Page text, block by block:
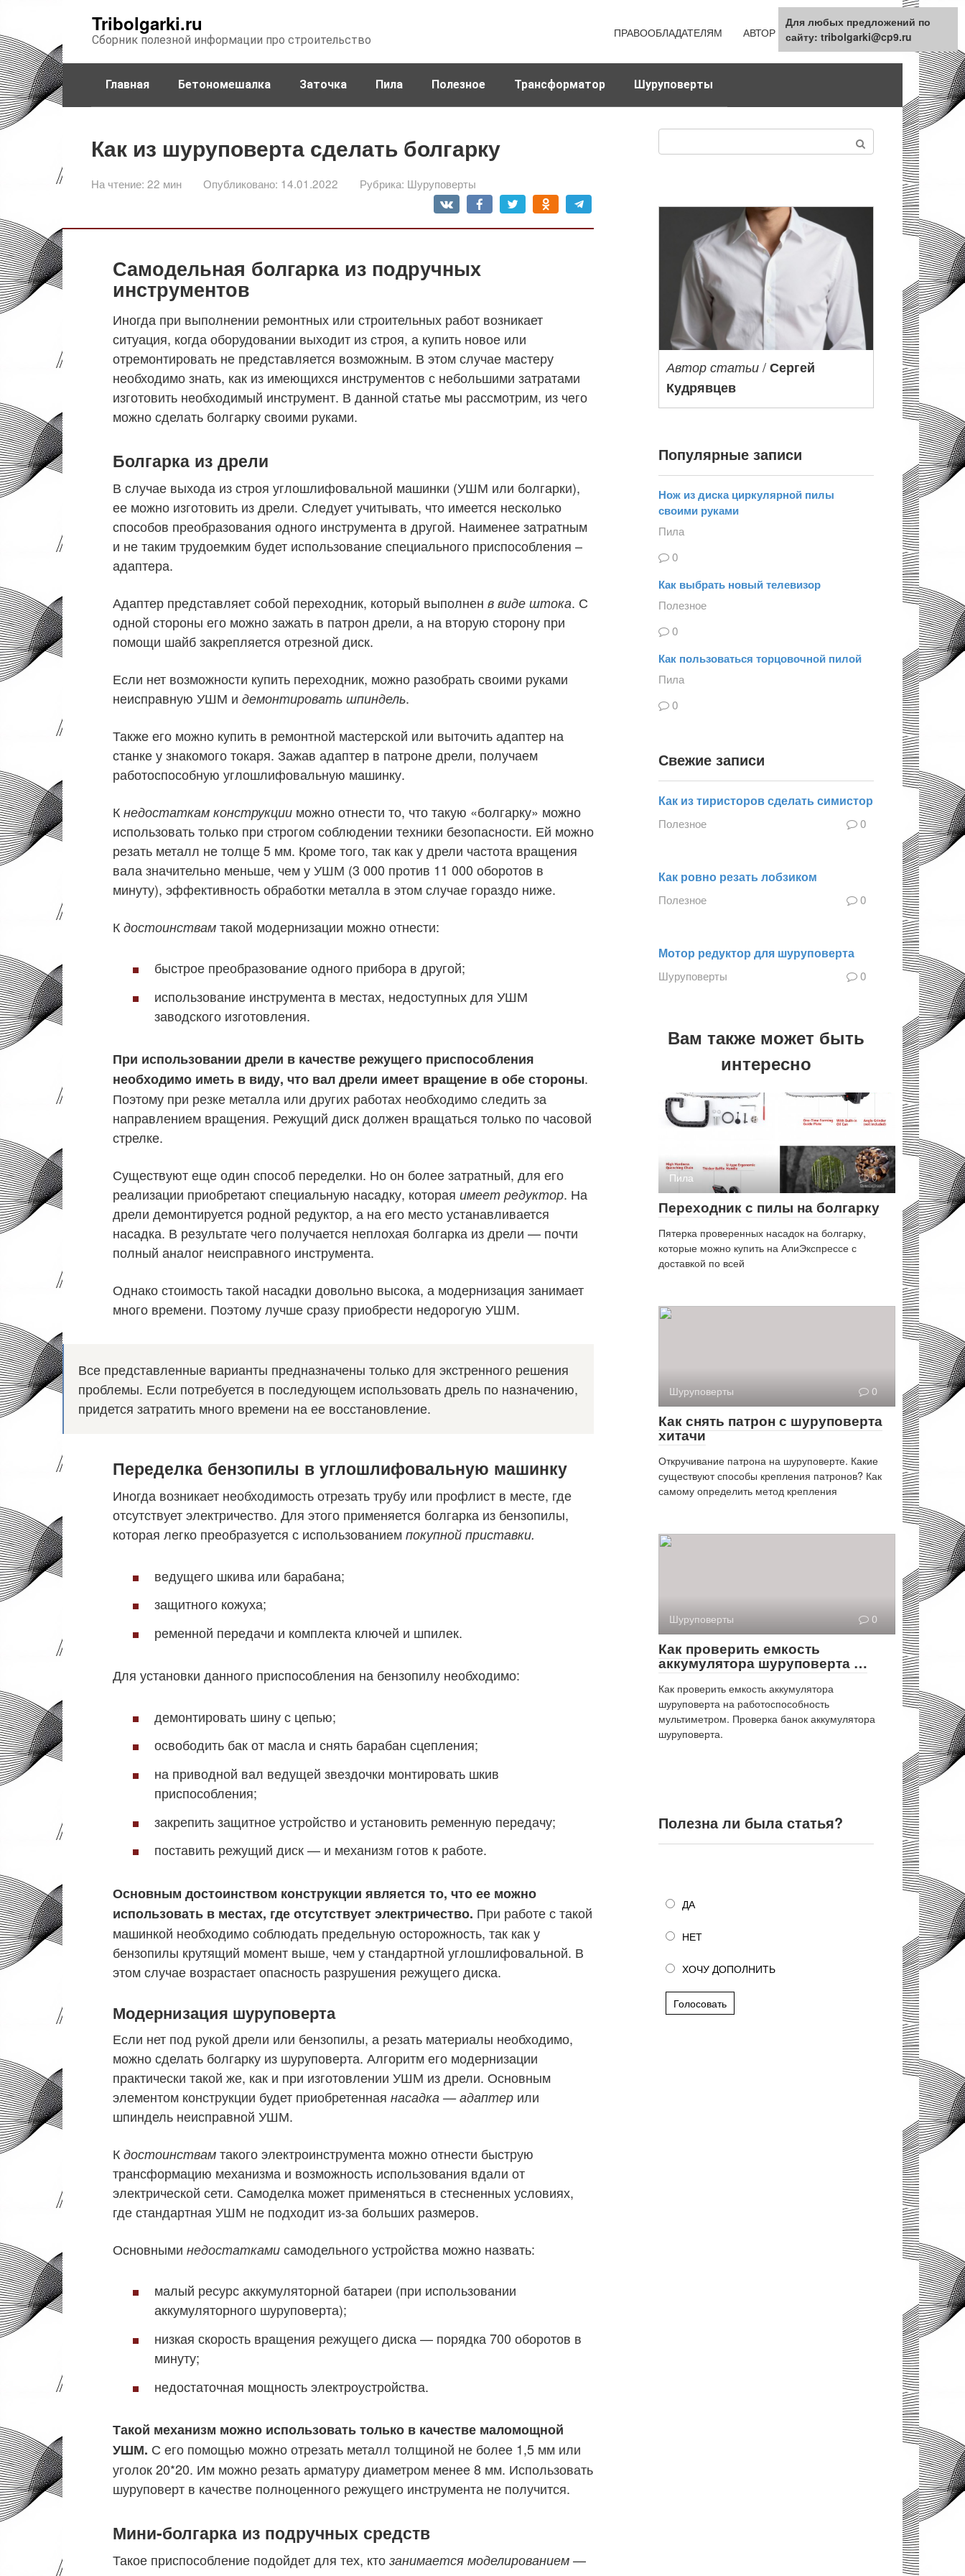
контенту
Tribolgarki.ru
Сборник полезной информации про строительство
ПРАВООБЛАДАТЕЛЯМ АВТОР КАРТА САЙТА
Главная Бетономешалка Заточка Пила Полезное Трансформатор Шуруповерты
Как из шуруповерта сделать болгарку
На чтение: 22 мин Опубликовано: 14.01.2022 Рубрика: Шуруповерты
Самодельная болгарка из подручных
инструментов
Иногда при выполнении ремонтных или строительных работ возникает
ситуация, когда оборудовании выходит из строя, а купить новое или
отремонтировать не представляется возможным. В этом случае мастеру
необходимо знать, как из имеющихся инструментов с небольшими затратами
изготовить необходимый инструмент. В данной статье мы рассмотрим, из чего
можно сделать болгарку своими руками.
Болгарка из дрели
В случае выхода из строя углошлифовальной машинки (УШМ или болгарки),
ее можно изготовить из дрели. Следует учитывать, что имеется несколько
способов преобразования одного инструмента в другой. Наименее затратным
и не таким трудоемким будет использование специального приспособления –
адаптера.
Адаптер представляет собой переходник, который выполнен в виде штока. С
одной стороны его можно зажать в патрон дрели, а на вторую сторону при
помощи шайб закрепляется отрезной диск.
Если нет возможности купить переходник, можно разобрать своими руками
неисправную УШМ и демонтировать шпиндель.
Также его можно купить в ремонтной мастерской или выточить адаптер на
станке у знакомого токаря. Зажав адаптер в патроне дрели, получаем
работоспособную углошлифовальную машинку.
К недостаткам конструкции можно отнести то, что такую «болгарку» можно
использовать только при строгом соблюдении техники безопасности. Ей можно
резать металл не толще 5 мм. Кроме того, так как у дрели частота вращения
вала значительно меньше, чем у УШМ (3 000 против 11 000 оборотов в
минуту), эффективность обработки металла в этом случае гораздо ниже.
К достоинствам такой модернизации можно отнести:
быстрое преобразование одного прибора в другой;
использование инструмента в местах, недоступных для УШМ
заводского изготовления.
При использовании дрели в качестве режущего приспособления
необходимо иметь в виду, что вал дрели имеет вращение в обе стороны.
Поэтому при резке металла или других работах необходимо следить за
направлением вращения. Режущий диск должен вращаться только по часовой
стрелке.
Существуют еще один способ переделки. Но он более затратный, для его
реализации приобретают специальную насадку, которая имеет редуктор. На
дрели демонтируется родной редуктор, а на его место устанавливается
насадка. В результате чего получается неплохая болгарка из дрели — почти
полный аналог неисправного инструмента.
Однако стоимость такой насадки довольно высока, а модернизация занимает
много времени. Поэтому лучше сразу приобрести недорогую УШМ.
Все представленные варианты предназначены только для экстренного решения
проблемы. Если потребуется в последующем использовать дрель по назначению,
придется затратить много времени на ее восстановление.
Переделка бензопилы в углошлифовальную машинку
Иногда возникает необходимость отрезать трубу или профлист в месте, где
отсутствует электричество. Для этого применяется болгарка из бензопилы,
которая легко преобразуется с использованием покупной приставки.
ведущего шкива или барабана;
защитного кожуха;
ременной передачи и комплекта ключей и шпилек.
Для установки данного приспособления на бензопилу необходимо:
демонтировать шину с цепью;
освободить бак от масла и снять барабан сцепления;
на приводной вал ведущей звездочки монтировать шкив
приспособления;
закрепить защитное устройство и установить ременную передачу;
поставить режущий диск — и механизм готов к работе.
Основным достоинством конструкции является то, что ее можно
использовать в местах, где отсутствует электричество. При работе с такой
машинкой необходимо соблюдать предельную осторожность, так как у
бензопилы крутящий момент выше, чем у стандартной углошлифовальной. В
этом случае возрастает опасность разрушения режущего диска.
Модернизация шуруповерта
Если нет под рукой дрели или бензопилы, а резать материалы необходимо,
можно сделать болгарку из шуруповерта. Алгоритм его модернизации
практически такой же, как и при изготовлении УШМ из дрели. Основным
элементом конструкции будет приобретенная насадка — адаптер или
шпиндель неисправной УШМ.
К достоинствам такого электроинструмента можно отнести быструю
трансформацию механизма и возможность использования вдали от
электрической сети. Самоделка может применяться в стесненных условиях,
где стандартная УШМ не подходит из-за больших размеров.
Основными недостатками самодельного устройства можно назвать:
малый ресурс аккумуляторной батареи (при использовании
аккумуляторного шуруповерта);
низкая скорость вращения режущего диска — порядка 700 оборотов в
минуту;
недостаточная мощность электроустройства.
Такой механизм можно использовать только в качестве маломощной
УШМ. С его помощью можно отрезать металл толщиной не более 1,5 мм или
уголок 20*20. Им можно резать арматуру диаметром менее 8 мм. Использовать
шуруповерт в качестве полноценного режущего инструмента не получится.
Мини-болгарка из подручных средств
Такое приспособление подойдет для тех, кто занимается моделированием —
Автор статьи /Сергей
Кудрявцев
Популярные записи
Нож из диска циркулярной пилы
своими руками
Пила
0
Как выбрать новый телевизор
Полезное
0
Как пользоваться торцовочной пилой
Пила
0
Свежие записи
Как из тиристоров сделать симистор
Полезное 0
Как ровно резать лобзиком
Полезное 0
Мотор редуктор для шуруповерта
Шуруповерты 0
Вам также может быть
интересно
Пила 0
Переходник с пилы на болгарку
Пятерка проверенных насадок на болгарку,
которые можно купить на АлиЭкспрессе с
доставкой по всей
Шуруповерты 0
Как снять патрон с шуруповерта
хитачи
Откручивание патрона на шуруповерте. Какие
существуют способы крепления патронов? Как
самому определить метод крепления
Шуруповерты 0
Как проверить емкость
аккумулятора шуруповерта …
Как проверить емкость аккумулятора
шуруповерта на работоспособность
мультиметром. Проверка банок аккумулятора
шуруповерта.
Полезна ли была статья?
ДА
НЕТ
ХОЧУ ДОПОЛНИТЬ
Голосовать
Для любых предложений по
сайту: tribolgarki@cp9.ru